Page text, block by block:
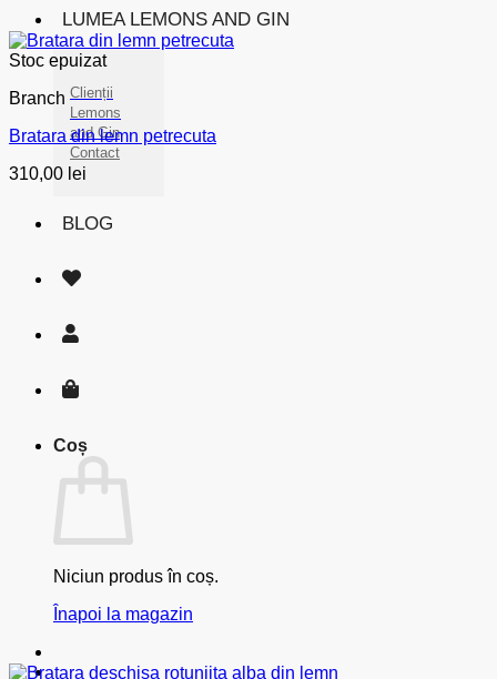
LUMEA LEMONS AND GIN
Clienții
Lemons
and Gin
Contact
BLOG
Coș
Niciun produs în coș.
Înapoi la magazin
Stoc epuizat
Branch
Bratara din lemn petrecuta
310,00 lei